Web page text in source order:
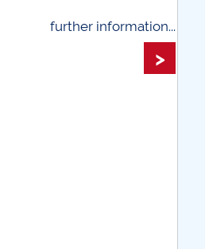
further information...
>